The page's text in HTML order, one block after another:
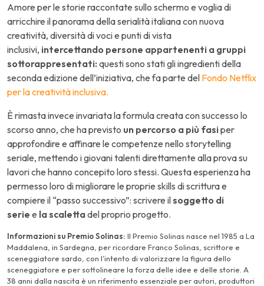
Amore per le storie raccontate sullo schermo e voglia di
arricchire il panorama della serialità italiana con nuova
creatività, diversità di voci e punti di vista
inclusivi, intercettando persone appartenenti a gruppi
sottorappresentati: questi sono stati gli ingredienti della
seconda edizione dell’iniziativa, che fa parte del Fondo Netflix
per la creatività inclusiva.
È rimasta invece invariata la formula creata con successo lo
scorso anno, che ha previsto un percorso a più fasiper
approfondire e affinare le competenze nello storytelling
seriale, mettendo i giovani talenti direttamente alla prova su
lavori che hanno concepito loro stessi. Questa esperienza ha
permesso loro di migliorare le proprie skills di scrittura e
compiere il “passo successivo”: scrivere ilsoggetto di
serie e la scalettadel proprio progetto.
Informazioni su Premio Solinas: Il Premio Solinas nasce nel 1985 a La
Maddalena, in Sardegna, per ricordare Franco Solinas, scrittore e
sceneggiatore sardo, con l’intento di valorizzare la figura dello
sceneggiatore e per sottolineare la forza delle idee e delle storie. A
38 anni dalla nascita è un riferimento essenziale per autori, produttori